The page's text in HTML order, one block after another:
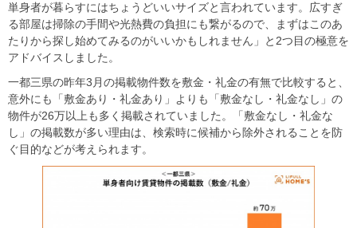
単身者が暮らすにはちょうどいいサイズと言われています。広すぎ
る部屋は掃除の手間や光熱費の負担にも繋がるので、まずはこのあ
たりから探し始めてみるのがいいかもしれません」と2つ目の極意を
アドバイスしました。
一都三県の昨年3月の掲載物件数を敷金・礼金の有無で比較すると、
意外にも「敷金あり・礼金あり」よりも「敷金なし・礼金なし」の
物件が26万以上も多く掲載されていました。「敷金なし・礼金な
し」の掲載数が多い理由は、検索時に候補から除外されることを防
ぐ目的などが考えられます。